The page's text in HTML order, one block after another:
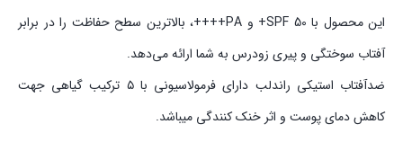
این محصول با SPF 50+ و PA++++، بالاترین سطح حفاظت را در برابر
آفتاب سوختگی و پیری زودرس به شما ارائه می‌دهد.
ضدآفتاب استیکی راندلب دارای فرمولاسیونی با ۵ ترکیب گیاهی جهت
کاهش دمای پوست و اثر خنک کنندگی میباشد.